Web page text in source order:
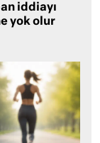
iddiayı
yok olur